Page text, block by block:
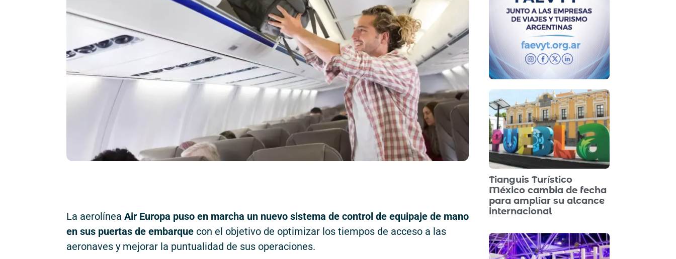
La aerolínea Air Europa puso en marcha un nuevo sistema de control de equipaje de mano
en sus puertas de embarque con el objetivo de optimizar los tiempos de acceso a las
aeronaves y mejorar la puntualidad de sus operaciones.
Tianguis Turístico
México cambia de fecha
para ampliar su alcance
internacional